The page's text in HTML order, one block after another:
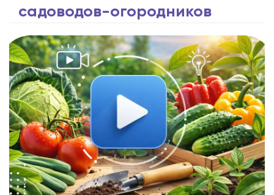
садоводов-огородников